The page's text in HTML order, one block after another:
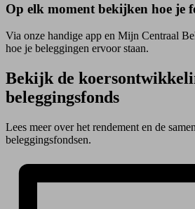
Op elk moment bekijken hoe je
Via onze handige app en Mijn Centraal
hoe je beleggingen ervoor staan.
Bekijk de
beleggingsfonds
Lees meer over het rendement en de
beleggingsfondsen.